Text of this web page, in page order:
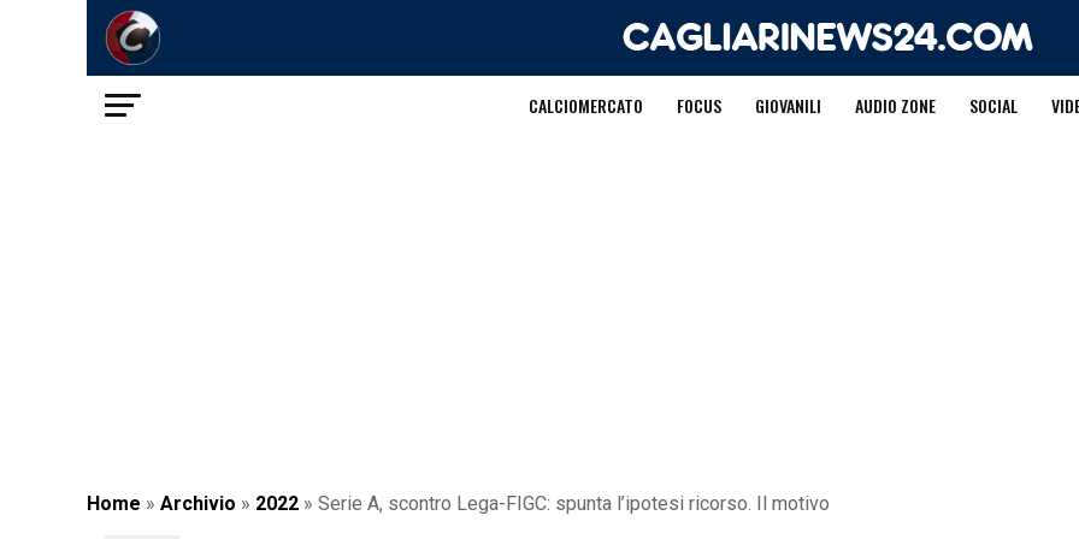
CALCIOMERCATO FOCUS GIOVANILI AUDIO ZONE SOCIAL
Home » Archivio » 2022 » Serie A, scontro Lega-FIGC: spunta l’ipotesi ricorso. Il motivo